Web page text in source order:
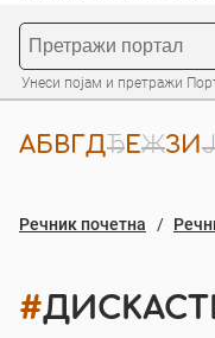
Унеси појам и претражи
АБВГ ДЂЕЖЗИЈ
Речник почетна
#